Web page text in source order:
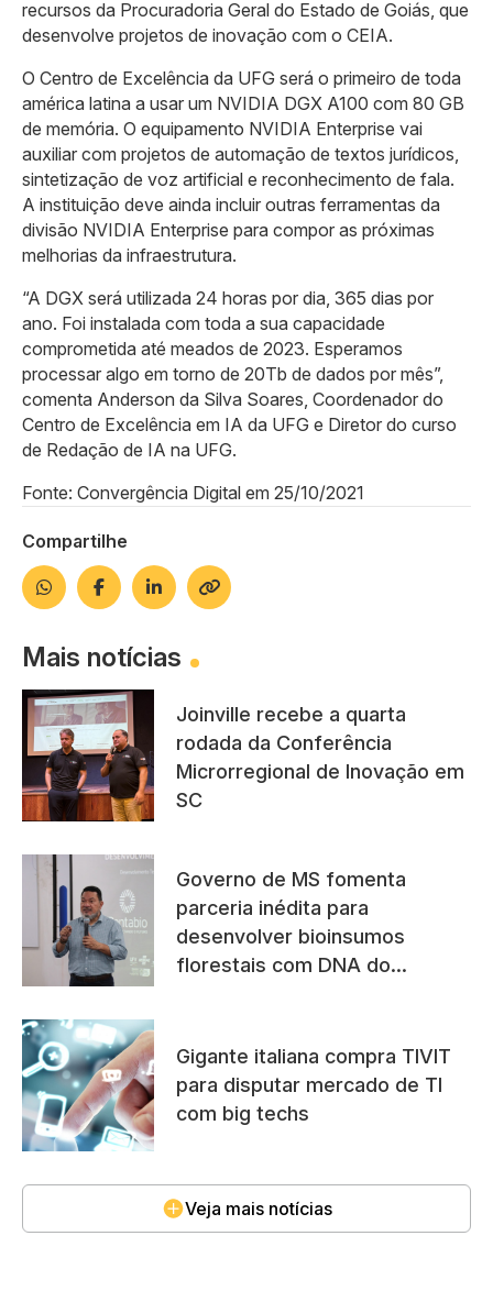
recursos da Procuradoria Geral do Estado de Goiás, que
desenvolve projetos de inovação com o CEIA.
O Centro de Excelência da UFG será o primeiro de toda
américa latina a usar um NVIDIA DGX A100 com 80 GB
de memória. O equipamento NVIDIA Enterprise vai
auxiliar com projetos de automação de textos jurídicos,
sintetização de voz artificial e reconhecimento de fala.
A instituição deve ainda incluir outras ferramentas da
divisão NVIDIA Enterprise para compor as próximas
melhorias da infraestrutura.
“A DGX será utilizada 24 horas por dia, 365 dias por
ano. Foi instalada com toda a sua capacidade
comprometida até meados de 2023. Esperamos
processar algo em torno de 20Tb de dados por mês”,
comenta Anderson da Silva Soares, Coordenador do
Centro de Excelência em IA da UFG e Diretor do curso
de Redação de IA na UFG.
Fonte: Convergência Digital em 25/10/2021
Compartilhe
Mais notícias
Joinville recebe a quarta
rodada da Conferência
Microrregional de Inovação em
SC
Governo de MS fomenta
parceria inédita para
desenvolver bioinsumos
florestais com DNA do
Gigante italiana compra TIVIT
para disputar mercado de TI
com big techs
Veja mais notícias